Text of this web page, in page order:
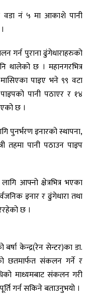
र वडा नं ५ मा आकाशे पानी
गर्न पुराना ढुंगेधाराहरुको
थालेको छ । महानगरभित्र
पाइए भने ९९ वटा
पानी पठाएर र १४
छ ।
पुनर्भरण इनारको स्थापना,
तहमा पानी पठाउन पाइप
आफ्नो क्षेत्रभित्र भएका
इनार र ढुंगेधारा तथा
छ ।
केन्द्र(रेन सेन्टर)का डा.
छतमार्फत संकलन गर्ने र
माध्यमबाट संकलन गरी
गर्न सकिने बताउनुभयो ।